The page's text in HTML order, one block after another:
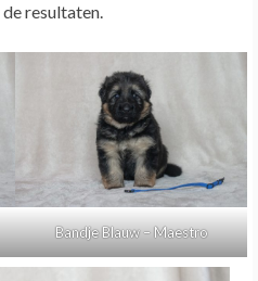
resultaten.
Bandje Blauw – Maestro